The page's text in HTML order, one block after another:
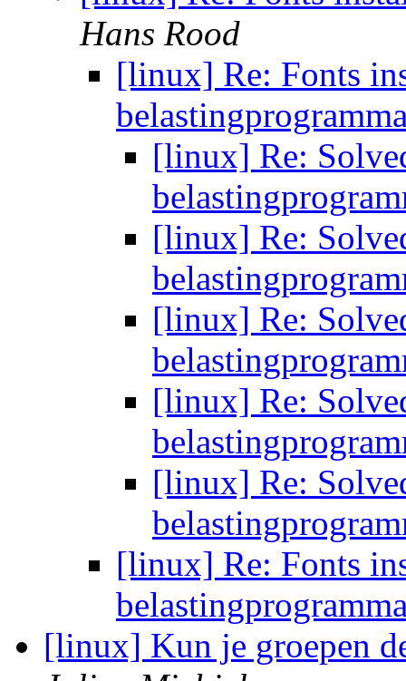
Hans Rood
[linux] Re: Fonts
[linux] Re:
[linux] Re:
[linux] Re:
[linux] Re:
[linux] Re:
[linux] Re: Fonts
[linux] Kun je groepen